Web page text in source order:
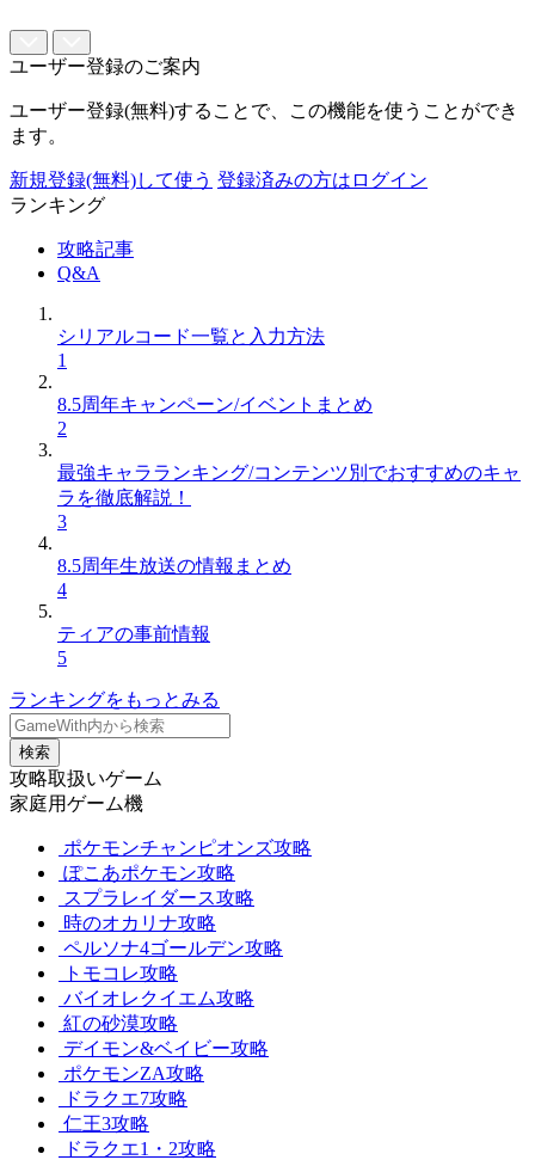
ユーザー登録のご案内
ユーザー登録(無料)することで、この機能を使うことができ
ます。
新規登録(無料)して使う 登録済みの方はログイン
ランキング
攻略記事
Q&A
シリアルコード一覧と入力方法
1
8.5周年キャンペーン/イベントまとめ
2
最強キャラランキング/コンテンツ別でおすすめのキャ
ラを徹底解説！
3
8.5周年生放送の情報まとめ
4
ティアの事前情報
5
ランキングをもっとみる
検索
攻略取扱いゲーム
家庭用ゲーム機
ポケモンチャンピオンズ攻略
ぽこあポケモン攻略
スプラレイダース攻略
時のオカリナ攻略
ペルソナ4ゴールデン攻略
トモコレ攻略
バイオレクイエム攻略
紅の砂漠攻略
デイモン&ベイビー攻略
ポケモンZA攻略
ドラクエ7攻略
仁王3攻略
ドラクエ1・2攻略